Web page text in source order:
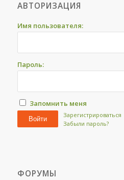
АВТОРИЗАЦИЯ
Имя пользователя:
Пароль:
Запомнить меня
Войти
Зарегистрироваться
Забыли пароль?
ФОРУМЫ